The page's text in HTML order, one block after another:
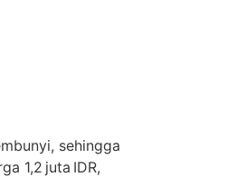
sehingga
1,2 juta IDR,